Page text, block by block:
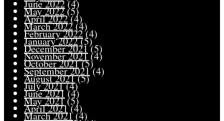
June 2022(4)
May 2022 (5)
April 2022(4)
March 2022 (4)
February 2022(4)
January 2022(5)
December 2021(5)
November 2021 (4)
October 2021(5)
September 2021 (4)
August 2021(5)
July 2021(4)
June 2021 (4)
May 2021 (5)
April 2021(4)
March 2021 (4)